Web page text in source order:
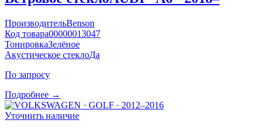
ПроизводительBenson
Код товара00000013047
ТонировкаЗелёное
Акустическое стеклоДа
По запросу
Подробнее →
Уточнить наличие